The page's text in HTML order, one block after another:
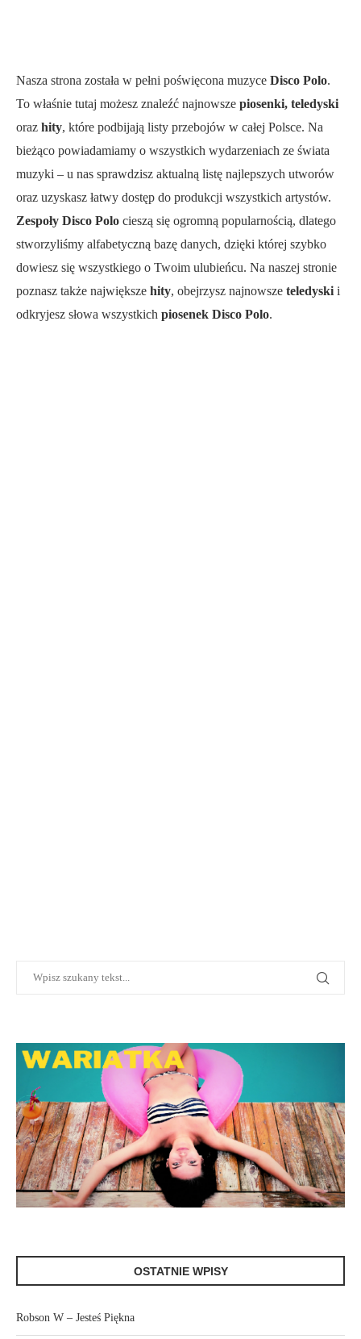
Nasza strona została w pełni poświęcona muzyce Disco Polo.
To właśnie tutaj możesz znaleźć najnowsze piosenki, teledyski
oraz hity, które podbijają listy przebojów w całej Polsce. Na
bieżąco powiadamiamy o wszystkich wydarzeniach ze świata
muzyki – u nas sprawdzisz aktualną listę najlepszych utworów
oraz uzyskasz łatwy dostęp do produkcji wszystkich artystów.
Zespoły Disco Polo cieszą się ogromną popularnością, dlatego
stworzyliśmy alfabetyczną bazę danych, dzięki której szybko
dowiesz się wszystkiego o Twoim ulubieńcu. Na naszej stronie
poznasz także największe hity, obejrzysz najnowsze teledyski i
odkryjesz słowa wszystkich piosenek Disco Polo.
OSTATNIE WPISY
Robson W – Jesteś Piękna